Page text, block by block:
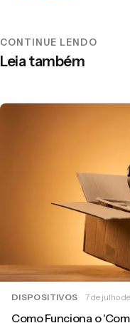
CONTINUE LENDO
Leia também
DISPOSITIVOS 7 de julho
Como Funciona o